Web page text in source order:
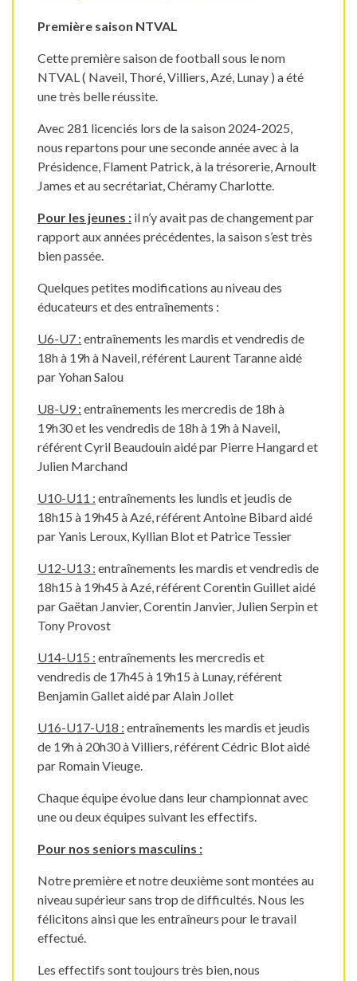
Première saison NTVAL
Cette première saison de football sous le nom
NTVAL ( Naveil, Thoré, Villiers, Azé, Lunay ) a été
une très belle réussite.
Avec 281 licenciés lors de la saison 2024-2025,
nous repartons pour une seconde année avec à la
Présidence, Flament Patrick, à la trésorerie, Arnoult
James et au secrétariat, Chéramy Charlotte.
Pour les jeunes : il n’y avait pas de changement par
rapport aux années précédentes, la saison s’est très
bien passée.
Quelques petites modifications au niveau des
éducateurs et des entraînements :
U6-U7 : entraînements les mardis et vendredis de
18h à 19h à Naveil, référent Laurent Taranne aidé
par Yohan Salou
U8-U9 : entraînements les mercredis de 18h à
19h30 et les vendredis de 18h à 19h à Naveil,
référent Cyril Beaudouin aidé par Pierre Hangard et
Julien Marchand
U10-U11 : entraînements les lundis et jeudis de
18h15 à 19h45 à Azé, référent Antoine Bibard aidé
par Yanis Leroux, Kyllian Blot et Patrice Tessier
U12-U13 : entraînements les mardis et vendredis de
18h15 à 19h45 à Azé, référent Corentin Guillet aidé
par Gaëtan Janvier, Corentin Janvier, Julien Serpin et
Tony Provost
U14-U15 : entraînements les mercredis et
vendredis de 17h45 à 19h15 à Lunay, référent
Benjamin Gallet aidé par Alain Jollet
U16-U17-U18 : entraînements les mardis et jeudis
de 19h à 20h30 à Villiers, référent Cédric Blot aidé
par Romain Vieuge.
Chaque équipe évolue dans leur championnat avec
une ou deux équipes suivant les effectifs.
Pour nos seniors masculins :
Notre première et notre deuxième sont montées au
niveau supérieur sans trop de difficultés. Nous les
félicitons ainsi que les entraîneurs pour le travail
effectué.
Les effectifs sont toujours très bien, nous